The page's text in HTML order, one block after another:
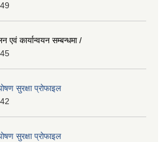
एवं कार्यान्वयन सम्बन्धमा /
सुरक्षा प्रोफाइल
सुरक्षा प्रोफाइल